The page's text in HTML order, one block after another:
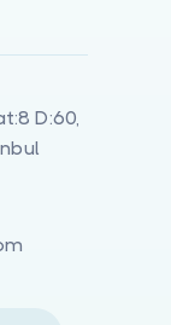
D:60,